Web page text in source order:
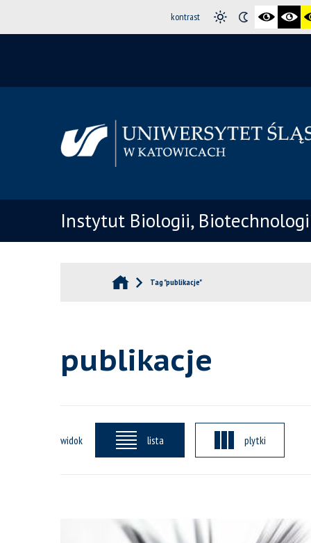
kontrast
Instytut Biologii,
Tag "publikacje"
publikacje
widok lista plytki